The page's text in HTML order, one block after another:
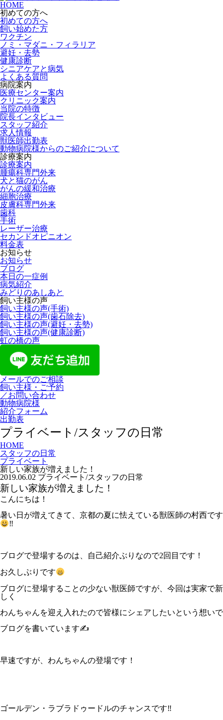
HOME
初めての方へ
初めての方へ
飼い始めた方
ワクチン
ノミ・マダニ・フィラリア
避妊・去勢
健康診断
シニアケアと病気
よくある質問
病院案内
医療センター案内
クリニック案内
当院の特徴
院長インタビュー
スタッフ紹介
求人情報
獣医師出勤表
動物病院様からのご紹介について
診療案内
診療案内
腫瘍科専門外来
犬と猫のがん
がんの緩和治療
細胞治療
皮膚科専門外来
歯科
手術
レーザー治療
セカンドオピニオン
料金表
お知らせ
お知らせ
ブログ
本日の一症例
病気紹介
みどりのあしあと
飼い主様の声
飼い主様の声(手術)
飼い主様の声(歯石除去)
飼い主様の声(避妊・去勢)
飼い主様の声(健康診断)
虹の橋の声
メールでのご相談
飼い主様・ご予約
／お問い合わせ
動物病院様
紹介フォーム
出勤表
プライベート/スタッフの日常
HOME
スタッフの日常
プライベート
新しい家族が増えました！
2019.06.02 プライベート/スタッフの日常
新しい家族が増えました！
こんにちは！
暑い日が増えてきて、京都の夏に怯えている獣医師の村西です
‼
ブログで登場するのは、自己紹介ぶりなので2回目です！
お久しぶりです
ブログに登場することの少ない獣医師ですが、今回は実家で新
しく
わんちゃんを迎え入れたので皆様にシェアしたいという想いで
ブログを書いています✍
早速ですが、わんちゃんの登場です！
ゴールデン・ラブラドゥードルのチャンスです‼